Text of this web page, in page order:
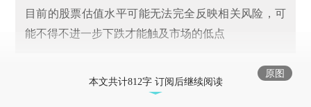
目前的股票估值水平可能无法完全反映相关风险，可
能不得不进一步下跌才能触及市场的低点
原图
本文共计812字 订阅后继续阅读